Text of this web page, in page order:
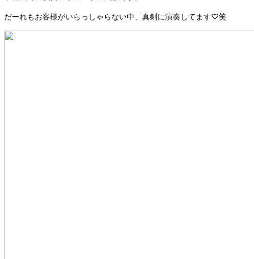
だーれもお客様がいらっしゃらない中、真剣に演奏してます♡笑